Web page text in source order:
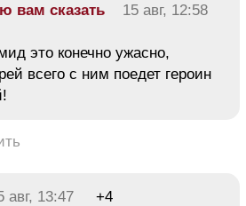
вам сказать
15 авг, 12:58
это конечно ужасно,
всего с ним поедет героин
авг, 13:47
+4